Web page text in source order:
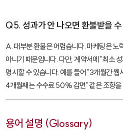
Q5. 성과가 안 나오면 환불받을
A. 대부분 환불은 어렵습니다. 마케팅은 노
아니기 때문입니다. 다만, 계약서에 "최소
명시할 수 있습니다. 예를 들어 "3개월간
4개월째는 수수료 50% 감면" 같은 조항을
용어 설명 (Glossary)